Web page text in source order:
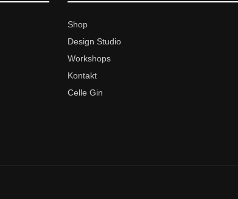
Shop
Design Studio
Workshops
Kontakt
Celle Gin